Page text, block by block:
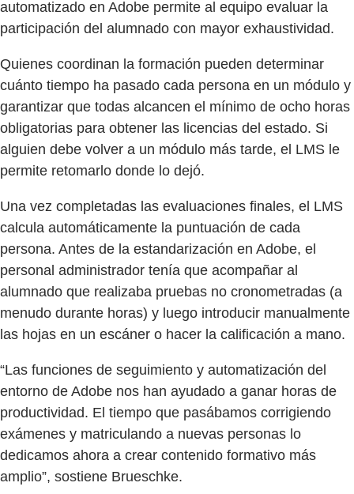
automatizado en Adobe permite al equipo evaluar la
participación del alumnado con mayor exhaustividad.
Quienes coordinan la formación pueden determinar
cuánto tiempo ha pasado cada persona en un módulo y
garantizar que todas alcancen el mínimo de ocho horas
obligatorias para obtener las licencias del estado. Si
alguien debe volver a un módulo más tarde, el LMS le
permite retomarlo donde lo dejó.
Una vez completadas las evaluaciones finales, el LMS
calcula automáticamente la puntuación de cada
persona. Antes de la estandarización en Adobe, el
personal administrador tenía que acompañar al
alumnado que realizaba pruebas no cronometradas (a
menudo durante horas) y luego introducir manualmente
las hojas en un escáner o hacer la calificación a mano.
“Las funciones de seguimiento y automatización del
entorno de Adobe nos han ayudado a ganar horas de
productividad. El tiempo que pasábamos corrigiendo
exámenes y matriculando a nuevas personas lo
dedicamos ahora a crear contenido formativo más
amplio”, sostiene Brueschke.